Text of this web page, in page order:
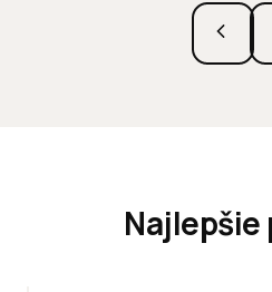
Najlepšie